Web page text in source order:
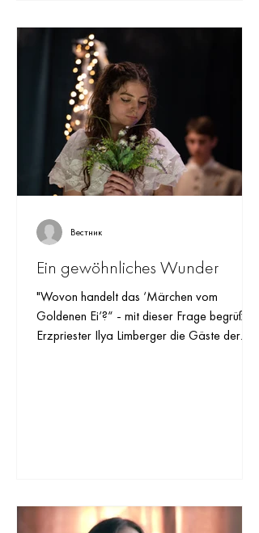
Ein gewöhnliches Wunder
"Wovon handelt das ‘Märchen vom
Goldenen Ei‘?“ - mit dieser Frage begrüßte
Erzpriester Ilya Limberger die Gäste der
Вестник